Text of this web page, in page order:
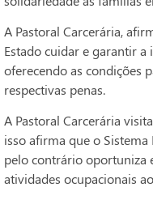
A Pastoral Carcerária,
Estado cuidar e garantir
oferecendo as condições
respectivas penas.
A Pastoral Carcerária
isso afirma que o
pelo contrário oportuniza
atividades ocupacionais